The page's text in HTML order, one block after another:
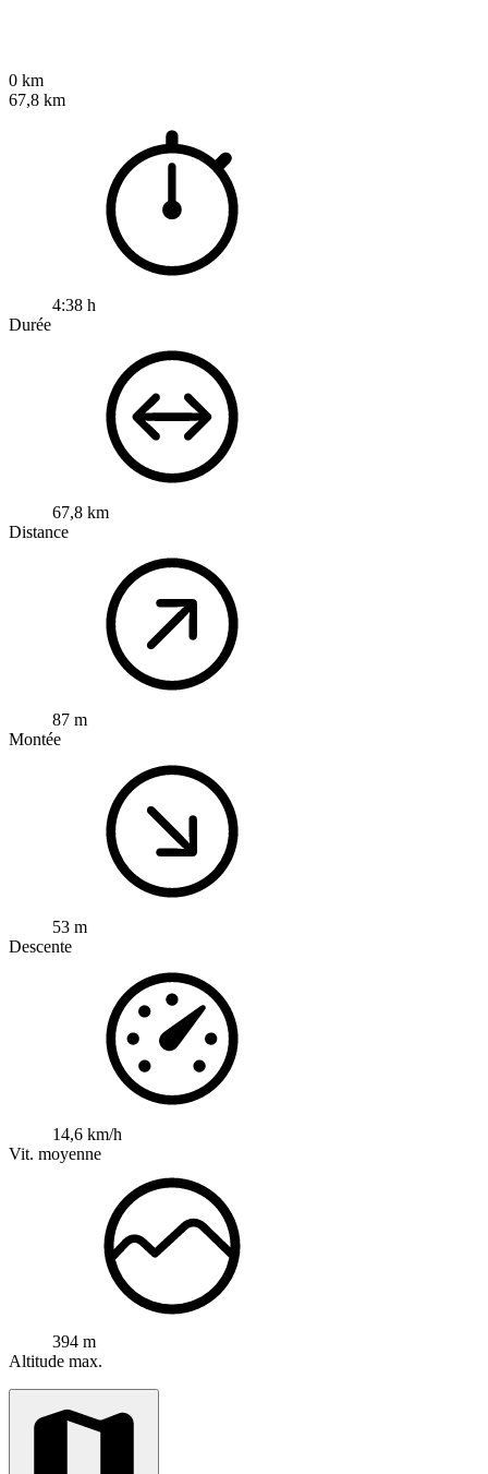
0 km
67,8 km
4:38 h
Durée
67,8 km
Distance
87 m
Montée
53 m
Descente
14,6 km/h
Vit. moyenne
394 m
Altitude max.